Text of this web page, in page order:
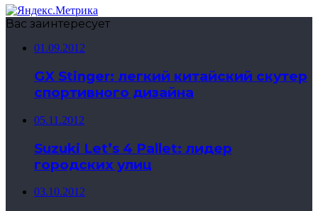
Вас заинтересует
01.09.2012
GX Stinger: легкий китайский скутер
спортивного дизайна
05.11.2012
Suzuki Let’s 4 Pallet: лидер
городских улиц
03.10.2012